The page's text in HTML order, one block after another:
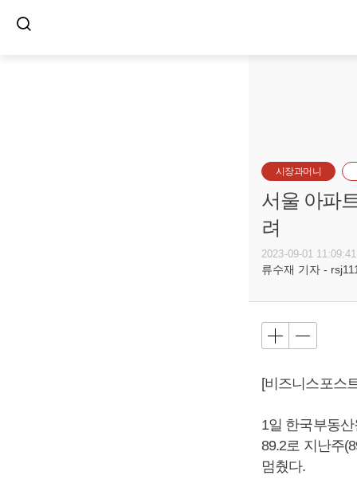
시장과머니
서울 아파
려
2023-09-01 11:09:41
류수재 기자 -
[비즈니스포스
1일 한국부동
89.2로 지난주
멈췄다.